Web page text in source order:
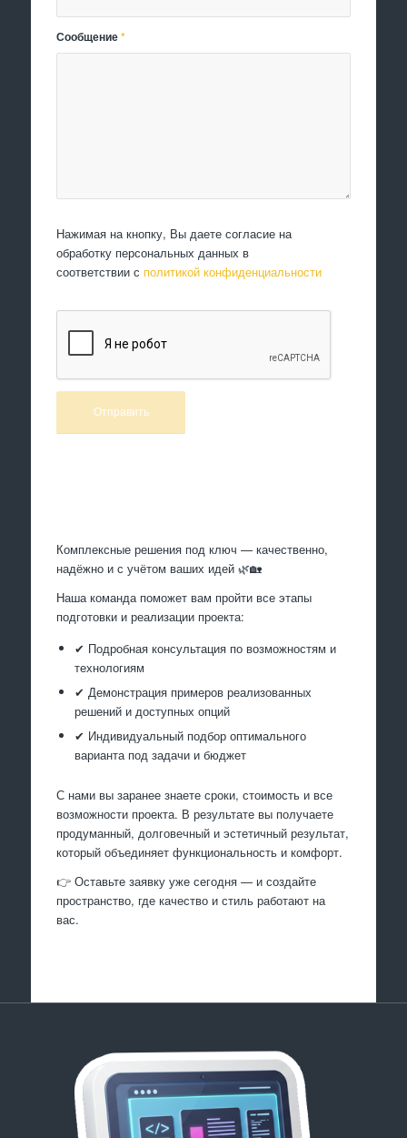
Сообщение*
Нажимая на кнопку, Вы даете согласие на
обработку персональных данных в
соответствии с политикой конфиденциальности
Комплексные решения под ключ — качественно,
надёжно и с учётом ваших идей 🌿🏡
Наша команда поможет вам пройти все этапы
подготовки и реализации проекта:
✔ Подробная консультация по возможностям и
технологиям
✔ Демонстрация примеров реализованных
решений и доступных опций
✔ Индивидуальный подбор оптимального
варианта под задачи и бюджет
С нами вы заранее знаете сроки, стоимость и все
возможности проекта. В результате вы получаете
продуманный, долговечный и эстетичный результат,
который объединяет функциональность и комфорт.
👉 Оставьте заявку уже сегодня — и создайте
пространство, где качество и стиль работают на
вас.